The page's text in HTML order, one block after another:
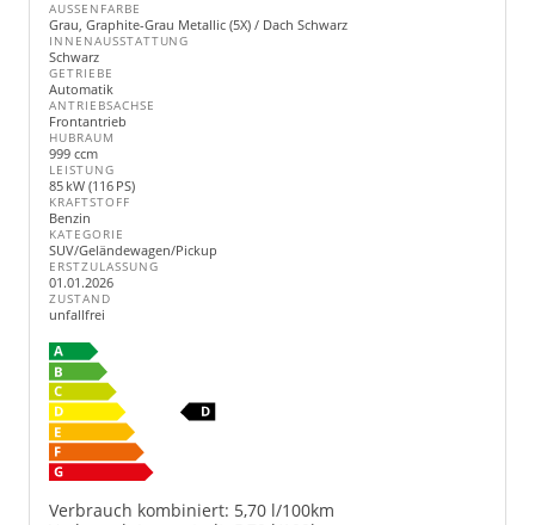
AUSSENFARBE
Grau, Graphite-Grau Metallic (5X) / Dach Schwarz
INNENAUSSTATTUNG
Schwarz
GETRIEBE
Automatik
ANTRIEBSACHSE
Frontantrieb
HUBRAUM
999 ccm
LEISTUNG
85 kW (116 PS)
KRAFTSTOFF
Benzin
KATEGORIE
SUV/Geländewagen/Pickup
ERSTZULASSUNG
01.01.2026
ZUSTAND
unfallfrei
Verbrauch kombiniert: 5,70 l/100km